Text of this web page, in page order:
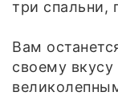
три спальни,
Вам
своему